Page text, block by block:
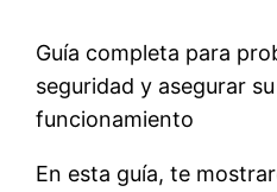
Guía completa para
seguridad y asegurar
funcionamiento
En esta guía, te